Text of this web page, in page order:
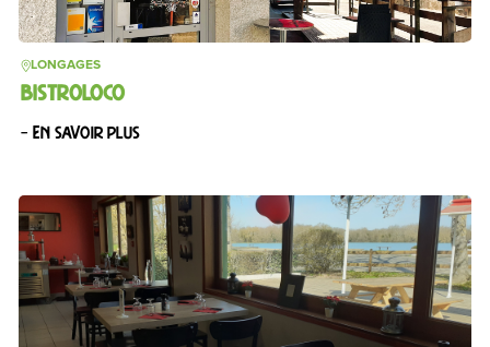
LONGAGES
BISTROLOCO
– En savoir plus